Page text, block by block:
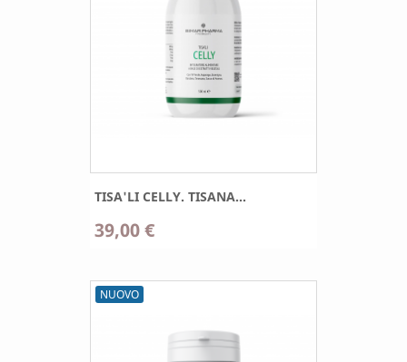
TISA'LI CELLY. TISANA...
39,00 €
NUOVO